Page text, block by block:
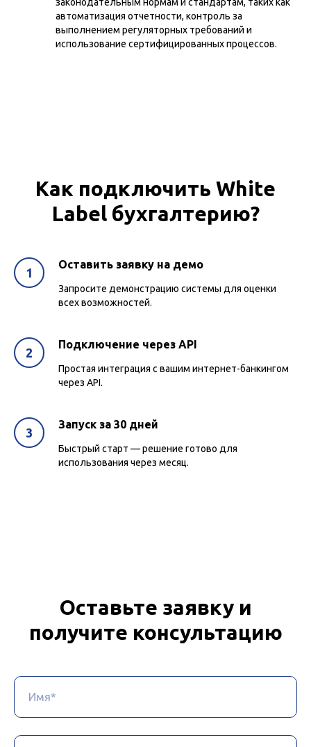
автоматизация отчетности, контроль за
выполнением регуляторных требований и
использование сертифицированных процессов.
Как подключить White
Label бухгалтерию?
Оставить заявку на демо
Запросите демонстрацию системы для оценки
всех возможностей.
Подключение через API
Простая интеграция с вашим интернет-банкингом
через API.
Запуск за 30 дней
Быстрый старт — решение готово для
использования через месяц.
Оставьте заявку и
получите консультацию